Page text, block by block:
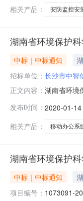
相关产品：
安防监控安
湖南省环境保护
中标｜中标通知
招标单位： 长沙市中智
正文内容： 湖南省环境
则进行评定
位名称：长
发布时间： 2020-01-14
相关产品：
移动办公系
湖南省环境保护
中标｜中标通知
项目编号： 1073091-